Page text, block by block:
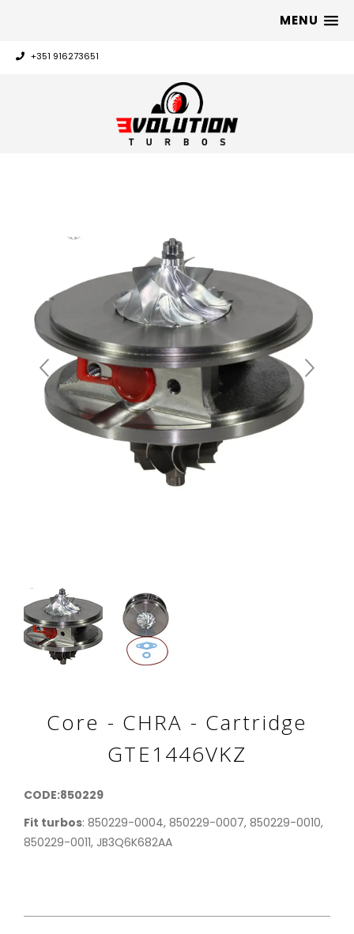
MENU
+351 916273651
Core - CHRA - Cartridge
GTE1446VKZ
CODE:850229
Fit turbos: 850229-0004, 850229-0007, 850229-0010,
850229-0011, JB3Q6K682AA